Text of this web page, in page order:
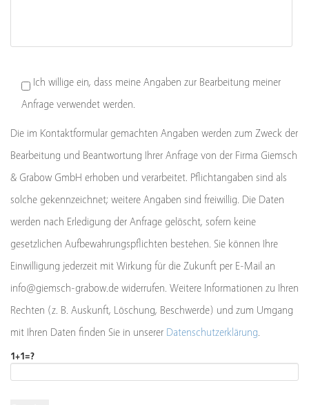
Ich willige ein, dass meine Angaben zur Bearbeitung meiner
Anfrage verwendet werden.
Die im Kontaktformular gemachten Angaben werden zum Zweck der
Bearbeitung und Beantwortung Ihrer Anfrage von der Firma Giemsch
& Grabow GmbH erhoben und verarbeitet. Pflichtangaben sind als
solche gekennzeichnet; weitere Angaben sind freiwillig. Die Daten
werden nach Erledigung der Anfrage gelöscht, sofern keine
gesetzlichen Aufbewahrungspflichten bestehen. Sie können Ihre
Einwilligung jederzeit mit Wirkung für die Zukunft per E-Mail an
info@giemsch-grabow.de widerrufen. Weitere Informationen zu Ihren
Rechten (z. B. Auskunft, Löschung, Beschwerde) und zum Umgang
mit Ihren Daten finden Sie in unserer Datenschutzerklärung.
1+1=?